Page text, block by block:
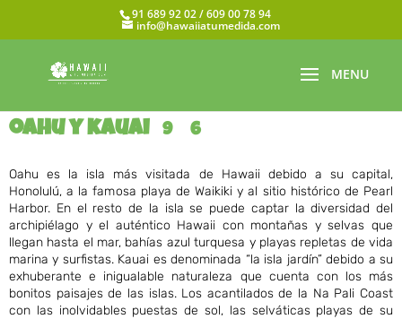
91 689 92 02 / 609 00 78 94
info@hawaiiatumedida.com
oahu y kauai 9 6
Oahu es la isla más visitada de Hawaii debido a su capital,
Honolulú, a la famosa playa de Waikiki y al sitio histórico de Pearl
Harbor. En el resto de la isla se puede captar la diversidad del
archipiélago y el auténtico Hawaii con montañas y selvas que
llegan hasta el mar, bahías azul turquesa y playas repletas de vida
marina y surfistas. Kauai es denominada “la isla jardín” debido a su
exhuberante e inigualable naturaleza que cuenta con los más
bonitos paisajes de las islas. Los acantilados de la Na Pali Coast
con las inolvidables puestas de sol, las selváticas playas de su